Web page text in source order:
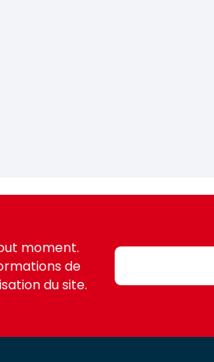
moment.
de
du site.